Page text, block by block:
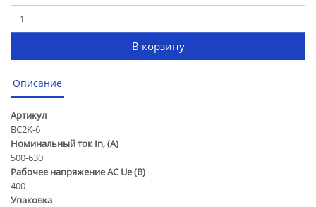
В корзину
Описание
Артикул
ВC2K-6
Номинальный ток In, (А)
500-630
Рабочее напряжение AC Ue (B)
400
Упаковка